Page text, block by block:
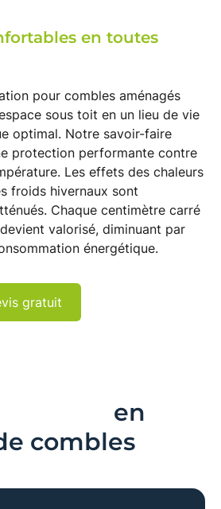
en toutes
pour combles aménagés
sous toit en un lieu de vie
optimal. Notre savoir-faire
protection performante contre
Les effets des chaleurs
froids hivernaux sont
Chaque centimètre carré
valorisé, diminuant par
énergétique.
gratuit
en
combles